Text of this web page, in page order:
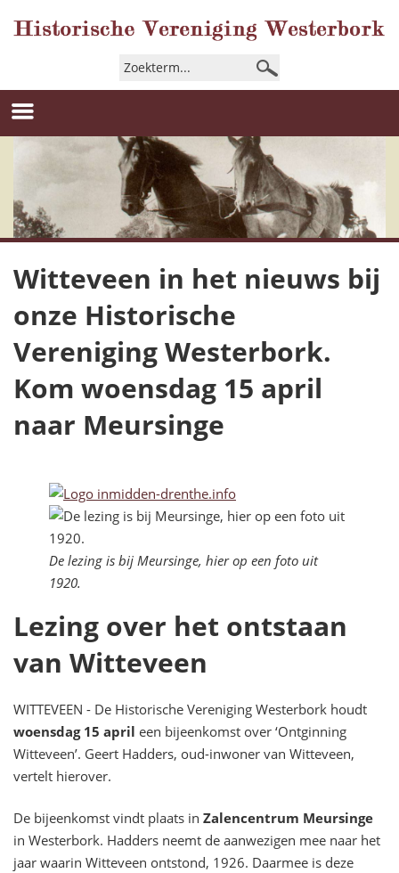
Witteveen in het nieuws bij
onze Historische
Vereniging Westerbork.
Kom woensdag 15 april
naar Meursinge
De lezing is bij Meursinge, hier op een foto uit
1920.
Lezing over het ontstaan
van Witteveen
WITTEVEEN - De Historische Vereniging Westerbork houdt
woensdag 15 april een bijeenkomst over ‘Ontginning
Witteveen’. Geert Hadders, oud-inwoner van Witteveen,
vertelt hierover.
De bijeenkomst vindt plaats in Zalencentrum Meursinge
in Westerbork. Hadders neemt de aanwezigen mee naar het
jaar waarin Witteveen ontstond, 1926. Daarmee is deze